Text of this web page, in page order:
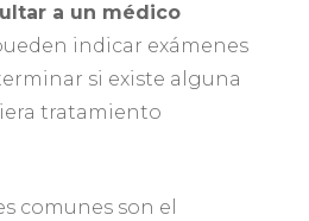
a un médico
indicar exámenes
si existe alguna
tratamiento
comunes son el